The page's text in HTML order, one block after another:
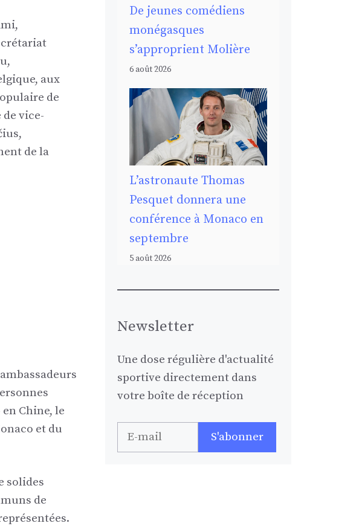
aux
de
de vice-
de la
Chine, le
et du
solides
de
De jeunes comédiens
monégasques
s’approprient Molière
6 août 2026
L’astronaute Thomas
Pesquet donnera une
conférence à Monaco en
septembre
5 août 2026
Newsletter
Une dose régulière d'actualité
sportive directement dans
votre boîte de réception